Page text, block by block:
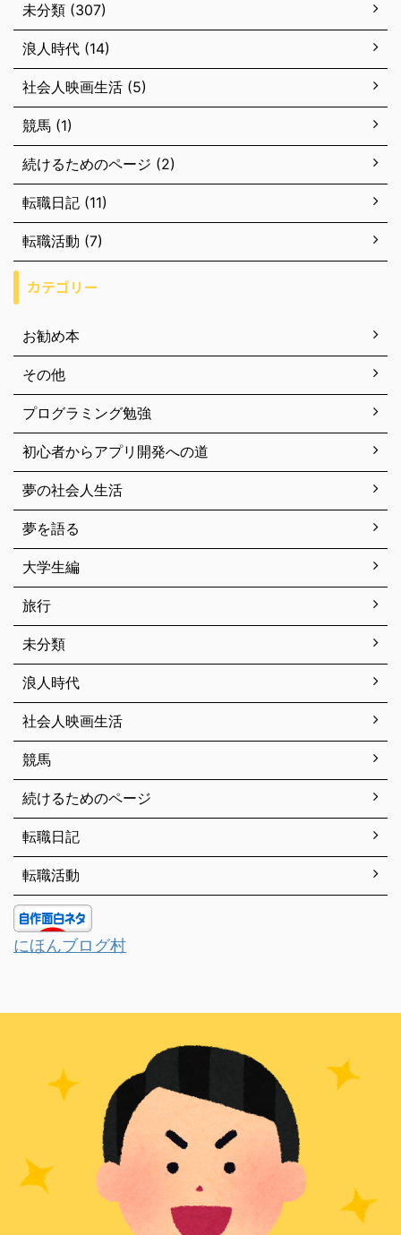
未分類 (307)
浪人時代 (14)
社会人映画生活 (5)
競馬 (1)
続けるためのページ (2)
転職日記 (11)
転職活動 (7)
カテゴリー
お勧め本
その他
プログラミング勉強
初心者からアプリ開発への道
夢の社会人生活
夢を語る
大学生編
旅行
未分類
浪人時代
社会人映画生活
競馬
続けるためのページ
転職日記
転職活動
にほんブログ村